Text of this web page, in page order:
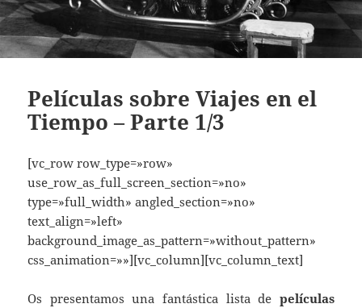
Películas sobre Viajes en el
Tiempo – Parte 1/3
[vc_row row_type=»row»
use_row_as_full_screen_section=»no»
type=»full_width» angled_section=»no»
text_align=»left»
background_image_as_pattern=»without_pattern»
css_animation=»»][vc_column][vc_column_text]
Os presentamos una fantástica lista de películas